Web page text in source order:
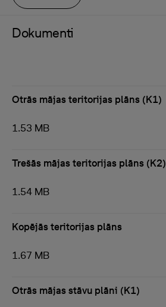
Dokumenti
Otrās mājas teritorijas plāns (K1)
1.53 MB
Trešās mājas teritorijas plāns (K2)
1.54 MB
Kopējās teritorijas plāns
1.67 MB
Otrās mājas stāvu plāni (K1)